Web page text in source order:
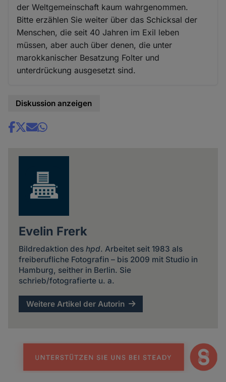
der Weltgemeinschaft kaum wahrgenommen.
Bitte erzählen Sie weiter über das Schicksal der
Menschen, die seit 40 Jahren im Exil leben
müssen, aber auch über denen, die unter
marokkanischer Besatzung Folter und
unterdrückung ausgesetzt sind.
Diskussion anzeigen
Share
Evelin Frerk
Bildredaktion des hpd. Arbeitet seit 1983 als
freiberufliche Fotografin – bis 2009 mit Studio in
Hamburg, seither in Berlin. Sie
schrieb/fotografierte u. a.
Weitere Artikel der Autorin